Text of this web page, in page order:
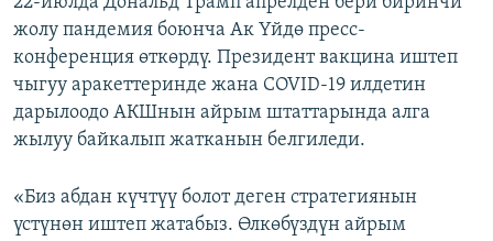
жолу пандемия боюнча Ак Үйдө пресс-
конференция өткөрдү. Президент вакцина иштеп
чыгуу аракеттеринде жана COVID-19 илдетин
дарылоодо АКШнын айрым штаттарында алга
жылуу байкалып жатканын белгиледи.
«Биз абдан күчтүү болот деген стратегиянын
үстүнөн иштеп жатабыз. Өлкөбүздүн айрым